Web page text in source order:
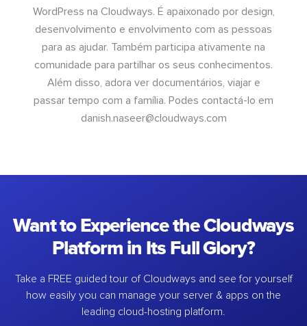
WordPress na Cloudways. É apaixonado por design,
desenvolvimento e envolvimento com as pessoas
para as ajudar. Também participa ativamente na
comunidade para partilhar os seus conhecimentos.
Além disso, adora ver documentários, viajar e
passar tempo com a família. Podes contactá-lo em
danish.naseer@cloudways.com
Want to Experience the Cloudways
Platform in Its Full Glory?
Take a FREE guided tour of Cloudways and see for yourself
how easily you can manage your server & apps on the
leading cloud-hosting platform.